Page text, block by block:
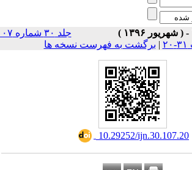
جلد ۳۰ شماره ۱۰۷
|برگشت به فهرست نسخه ها
‎ 10.29252/ijn.30.107.20